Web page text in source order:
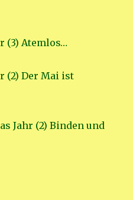
(3) Atemlos…
(2) Der Mai ist
Jahr (2) Binden und